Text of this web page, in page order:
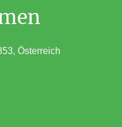
Österreich